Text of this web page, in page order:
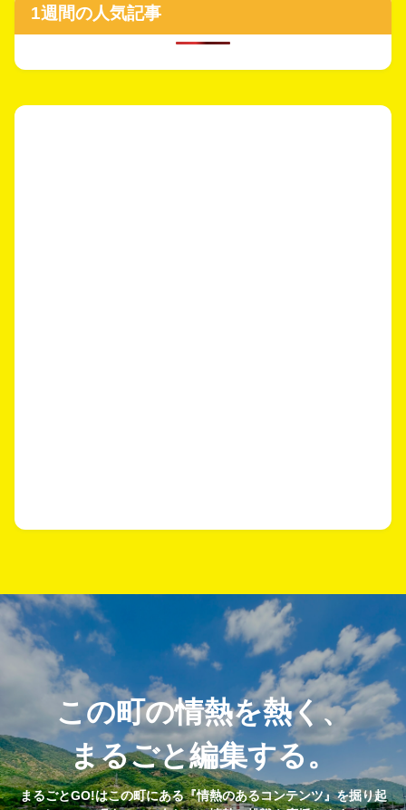
1週間の人気記事
この町の情熱を熱く、
まるごと編集する。
まるごとGO!はこの町にある『情熱のあるコンテンツ』を掘り起